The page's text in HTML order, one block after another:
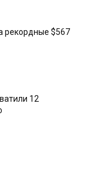
рекордные $567
12